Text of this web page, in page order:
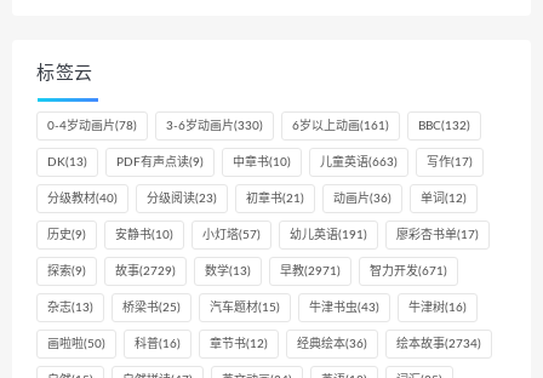
标签云
0-4岁动画片(78) 3-6岁动画片(330) 6岁以上动画(161) BBC(132)
DK(13) PDF有声点读(9) 中章书(10) 儿童英语(663) 写作(17)
分级教材(40) 分级阅读(23) 初章书(21) 动画片(36) 单词 (12)
历史(9) 安静书(10) 小灯塔(57) 幼儿英语(191) 廖彩杏书单(17)
探索(9) 故事(2729) 数学(13) 早教(2971) 智力开发(671)
杂志(13) 桥梁书(25) 汽车题材(15) 牛津书虫(43) 牛津树(16)
画啦啦(50) 科普(16) 章节书(12) 经典绘本(36) 绘本故事(2734)